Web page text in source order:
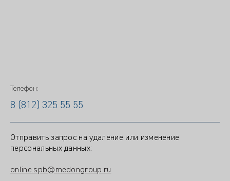
Телефон:
8 (812) 325 55 55
Отправить запрос на удаление или изменение
персональных данных:
online.spb@medongroup.ru